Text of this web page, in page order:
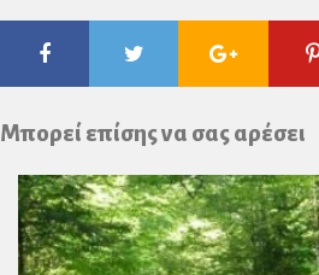
FacebookTwitter Google
Plus
Μπορεί επίσης να σας αρέσει